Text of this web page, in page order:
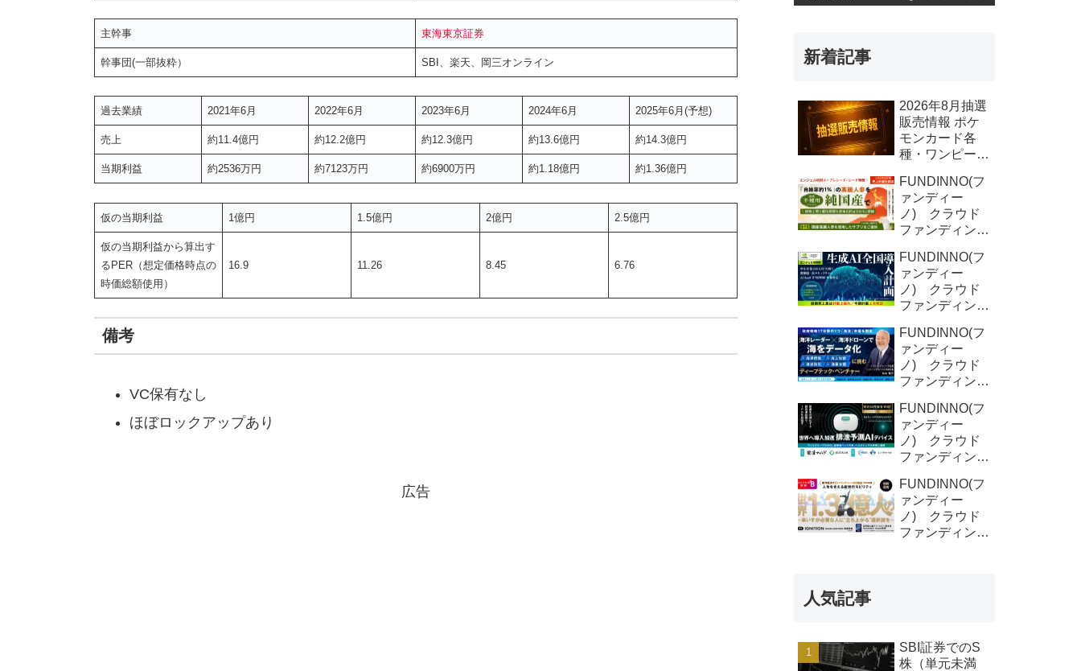
主幹事 東海東京証券
幹事団(一部抜粋） SBI、楽天、岡三オンライン
過去業績 2021年6月 2022年6月 2023年6月 2024年6月 2025年6月(予想)
売上 約11.4億円 約12.2億円 約12.3億円 約13.6億円 約14.3億円
当期利益 約2536万円 約7123万円 約6900万円 約1.18億円 約1.36億円
仮の当期利益 1億円 1.5億円 2億円 2.5億円
仮の当期利益から算出す
るPER（想定価格時点の
時価総額使用）
16.9 11.26 8.45 6.76
備考
VC保有なし
ほぼロックアップあり
広告
新着記事
2026年8月抽選
販売情報 ポケ
モンカード各
種・ワンピース
の他
FUNDINNO(フ
ァンディー
ノ) クラウド
ファンディング
報 YD-
Plants (2回目)
FUNDINNO(フ
ァンディー
ノ) クラウド
ファンディング
報 オクシリ
ア株式会社
（2回目)
FUNDINNO(フ
ァンディー
ノ) クラウド
ファンディング
報 ORNIS株
式会社
FUNDINNO(フ
ァンディー
ノ) クラウド
ファンディング
報 DFree株式
会社
FUNDINNO(フ
ァンディー
ノ) クラウド
ファンディング
人気記事
SBI証券でのS
株（単元未満